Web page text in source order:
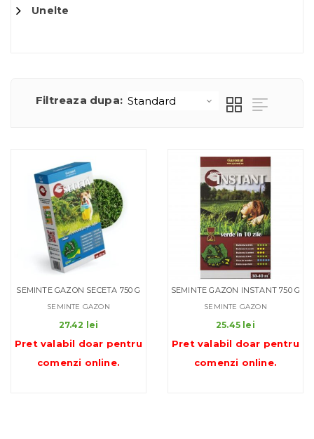
Unelte
Filtreaza dupa:
SEMINTE GAZON SECETA 750 G
SEMINTE GAZON
27.42 lei
Pret valabil doar pentru
comenzi online.
SEMINTE GAZON INSTANT 750 G
SEMINTE GAZON
25.45 lei
Pret valabil doar pentru
comenzi online.